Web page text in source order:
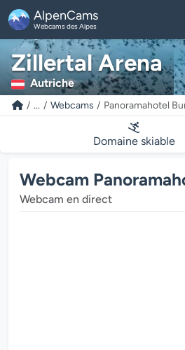
AlpenCams
Webcams des Alpes
Zillertal Arena
Autriche
... Webcams Panoramahotel
Domaine skiable
Webcam
Webcam en direct